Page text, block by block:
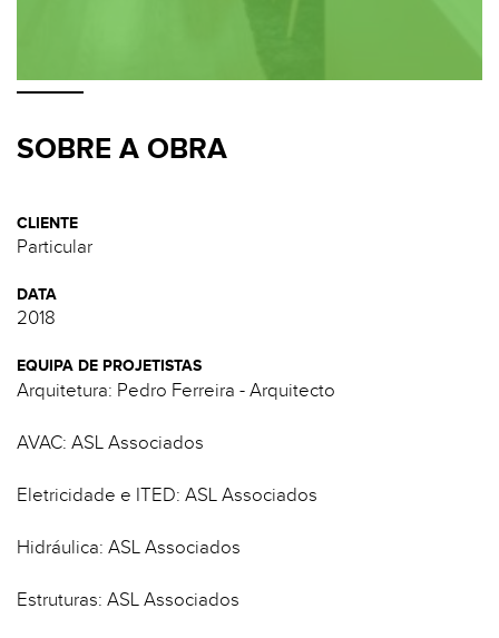
SOBRE A OBRA
CLIENTE
Particular
DATA
2018
EQUIPA DE PROJETISTAS
Arquitetura: Pedro Ferreira - Arquitecto
AVAC: ASL Associados
Eletricidade e ITED: ASL Associados
Hidráulica: ASL Associados
Estruturas: ASL Associados